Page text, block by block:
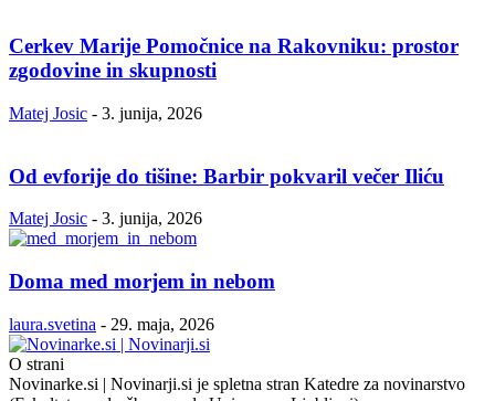
Cerkev Marije Pomočnice na Rakovniku: prostor
zgodovine in skupnosti
Matej Josic - 3. junija, 2026
Od evforije do tišine: Barbir pokvaril večer Iliću
Matej Josic - 3. junija, 2026
Doma med morjem in nebom
laura.svetina - 29. maja, 2026
O strani
Novinarke.si | Novinarji.si je spletna stran Katedre za novinarstvo